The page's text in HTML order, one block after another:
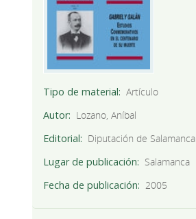
Tipo de material
Artículo
Autor
Lozano, Aníbal
Editorial
Diputación de Salamanca
Lugar de publicación
Salamanca
Fecha de publicación
2005